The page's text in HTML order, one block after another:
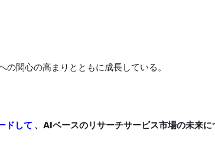
関心の高まりとともに成長している。
ドして 、AIベースのリサーチサービス市場の未来